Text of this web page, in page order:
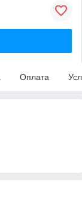
Оплата